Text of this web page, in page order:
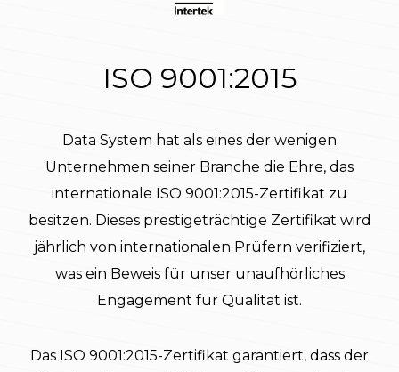
ISO 9001:2015
Data System hat als eines der wenigen
Unternehmen seiner Branche die Ehre, das
internationale ISO 9001:2015-Zertifikat zu
besitzen. Dieses prestigeträchtige Zertifikat wird
jährlich von internationalen Prüfern verifiziert,
was ein Beweis für unser unaufhörliches
Engagement für Qualität ist.
Das ISO 9001:2015-Zertifikat garantiert, dass der